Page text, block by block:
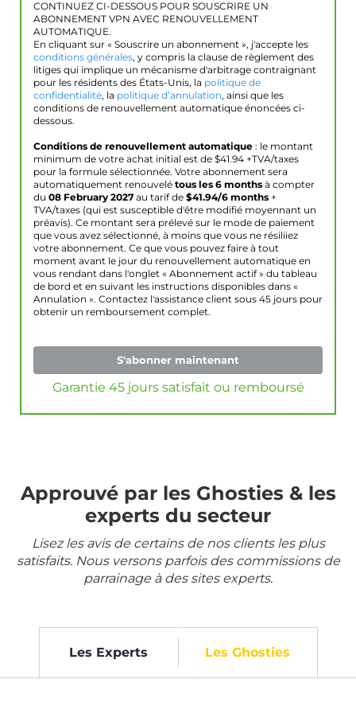
CONTINUEZ CI-DESSOUS POUR SOUSCRIRE UN
ABONNEMENT VPN AVEC RENOUVELLEMENT
AUTOMATIQUE.
En cliquant sur « Souscrire un abonnement », j'accepte les
conditions générales, y compris la clause de règlement des
litiges qui implique un mécanisme d'arbitrage contraignant
pour les résidents des États-Unis, la politique de
confidentialité, la politique d’annulation, ainsi que les
conditions de renouvellement automatique énoncées ci-
dessous.
Conditions de renouvellement automatique : le montant
minimum de votre achat initial est de $41.94 +TVA/taxes
pour la formule sélectionnée. Votre abonnement sera
automatiquement renouvelé tous les 6 months à compter
du 08 February 2027 au tarif de $41.94/6 months +
TVA/taxes (qui est susceptible d'être modifié moyennant un
préavis). Ce montant sera prélevé sur le mode de paiement
que vous avez sélectionné, à moins que vous ne résiliiez
votre abonnement. Ce que vous pouvez faire à tout
moment avant le jour du renouvellement automatique en
vous rendant dans l'onglet « Abonnement actif » du tableau
de bord et en suivant les instructions disponibles dans «
Annulation ». Contactez l'assistance client sous 45 jours pour
obtenir un remboursement complet.
S'abonner maintenant
Garantie 45 jours satisfait ou remboursé
Approuvé par les Ghosties & les
experts du secteur
Lisez les avis de certains de nos clients les plus
satisfaits. Nous versons parfois des commissions de
parrainage à des sites experts.
Les Experts Les Ghosties